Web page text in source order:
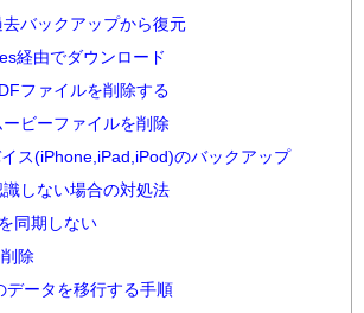
バックアップから復元
経由でダウンロード
ファイルを削除する
ビーファイルを削除
ス(iPhone,iPad,iPod)のバックアップ
しない場合の対処法
同期しない
除
データを移行する手順